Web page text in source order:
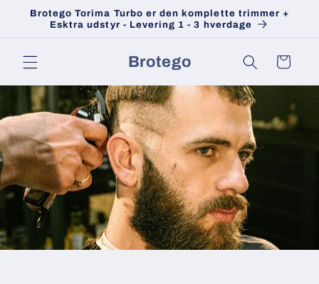
Gå til
indhold
Brotego Torima Turbo er den komplette trimmer +
Esktra udstyr - Levering 1 - 3 hverdage
Brotego Indkøbskurv